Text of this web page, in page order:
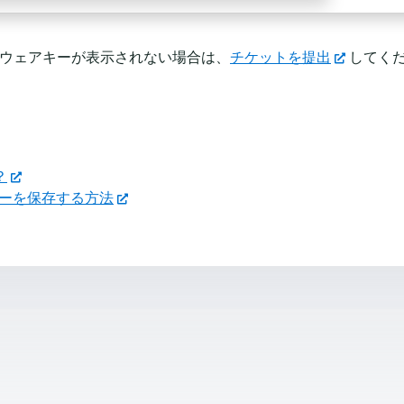
アキーが表示されない場合は、 チケットを提出 してく
を保存する方法